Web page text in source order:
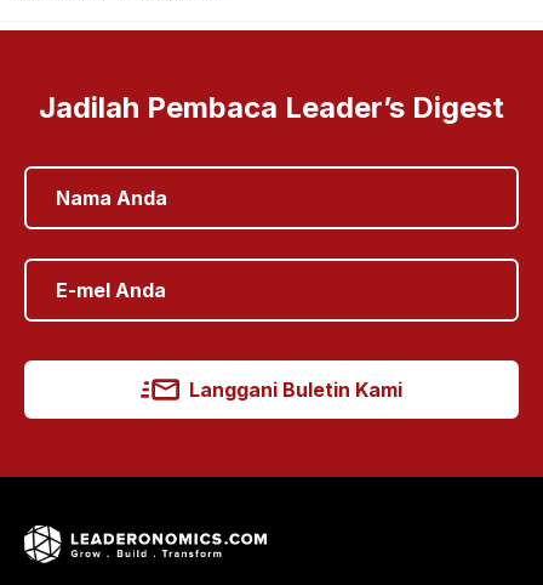
Jadilah Pembaca Leader’s Digest
Langgani Buletin Kami